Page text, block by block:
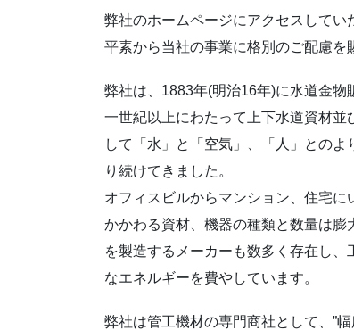
弊社のホームページにアクセスしてい
平素から当社の事業に格別のご配慮を
弊社は、1883年(明治16年)に水道金物
一世紀以上にわたって上下水道資材並
して「水」と「空気」、「人」とのよ
り続けてきました。
オフィスビルからマンション、住宅に
かかわる資材、機器の種類と数量は膨
を製造するメーカーも数多く存在し、
なエネルギーを費やしています。
弊社は管工機材の専門商社として、”